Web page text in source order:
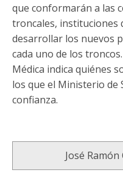
que conformarán a las
troncales, instituciones
desarrollar los nuevos
cada uno de los
Médica indica quiénes
los que el Ministerio de
confianza.
José